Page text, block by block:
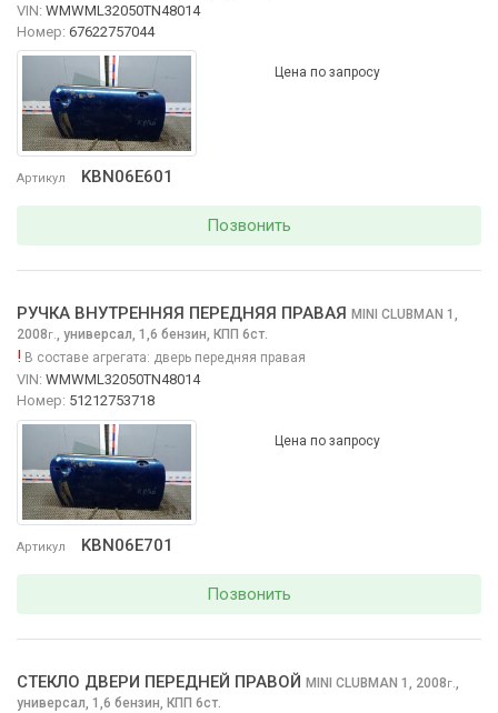
Артикул KBN06E601
VIN: WMWML32050TN48014
Номер: 67622757044
Цена по запросу
Позвонить
Артикул KBN06E701
РУЧКА ВНУТРЕННЯЯ ПЕРЕДНЯЯ ПРАВАЯ MINI CLUBMAN 1,
2008г., универсал, 1,6 бензин, КПП 6ст.
! В составе агрегата: дверь передняя правая
VIN: WMWML32050TN48014
Номер: 51212753718
Цена по запросу
Позвонить
СТЕКЛО ДВЕРИ ПЕРЕДНЕЙ ПРАВОЙ MINI CLUBMAN 1, 2008г.,
универсал, 1,6 бензин, КПП 6ст.